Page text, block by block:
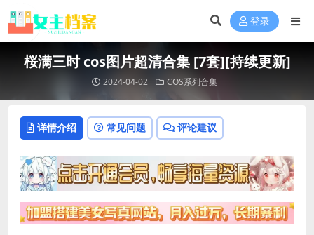
登录
桜满三时 cos图片超清合集 [7套][持续更新]
2024-04-02 COS系列合集
详情介绍 常见问题 评论建议